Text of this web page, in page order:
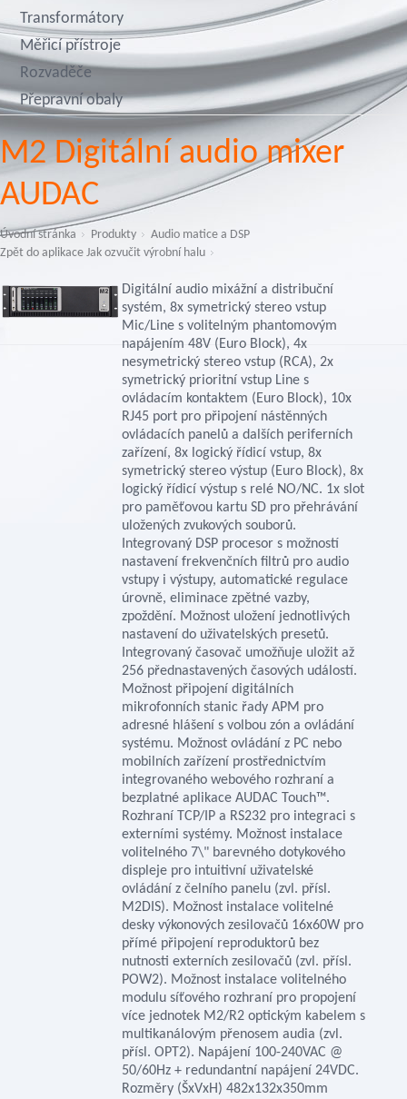
Transformátory
Měřicí přístroje
Rozvaděče
Přepravní obaly
M2 Digitální audio mixer
AUDAC
Úvodní stránka Produkty
Audio matice a DSP
Zpět do aplikace Jak ozvučit výrobní halu
Digitální audio mixážní a distribuční
systém, 8x symetrický stereo vstup
Mic/Line s volitelným phantomovým
napájením 48V (Euro Block), 4x
nesymetrický stereo vstup (RCA), 2x
symetrický prioritní vstup Line s
ovládacím kontaktem (Euro Block), 10x
RJ45 port pro připojení nástěnných
ovládacích panelů a dalších periferních
zařízení, 8x logický řídicí vstup, 8x
symetrický stereo výstup (Euro Block), 8x
logický řídicí výstup s relé NO/NC. 1x slot
pro paměťovou kartu SD pro přehrávání
uložených zvukových souborů.
Integrovaný DSP procesor s možností
nastavení frekvenčních filtrů pro audio
vstupy i výstupy, automatické regulace
úrovně, eliminace zpětné vazby,
zpoždění. Možnost uložení jednotlivých
nastavení do uživatelských presetů.
Integrovaný časovač umožňuje uložit až
256 přednastavených časových událostí.
Možnost připojení digitálních
mikrofonních stanic řady APM pro
adresné hlášení s volbou zón a ovládání
systému. Možnost ovládání z PC nebo
mobilních zařízení prostřednictvím
integrovaného webového rozhraní a
bezplatné aplikace AUDAC Touch™.
Rozhraní TCP/IP a RS232 pro integraci s
externími systémy. Možnost instalace
volitelného 7\" barevného dotykového
displeje pro intuitivní uživatelské
ovládání z čelního panelu (zvl. přísl.
M2DIS). Možnost instalace volitelné
desky výkonových zesilovačů 16x60W pro
přímé připojení reproduktorů bez
nutnosti externích zesilovačů (zvl. přísl.
POW2). Možnost instalace volitelného
modulu síťového rozhraní pro propojení
více jednotek M2/R2 optickým kabelem s
multikanálovým přenosem audia (zvl.
přísl. OPT2). Napájení 100-240VAC @
50/60Hz + redundantní napájení 24VDC.
Rozměry (ŠxVxH) 482x132x350mm